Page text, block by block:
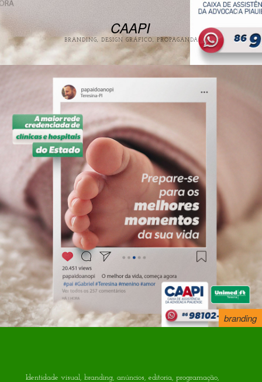
CAAPI
BRANDING, DESIGN GRÁFICO, PROPAGANDA
branding
Identidade visual, branding, anúncios, editoria, programação,